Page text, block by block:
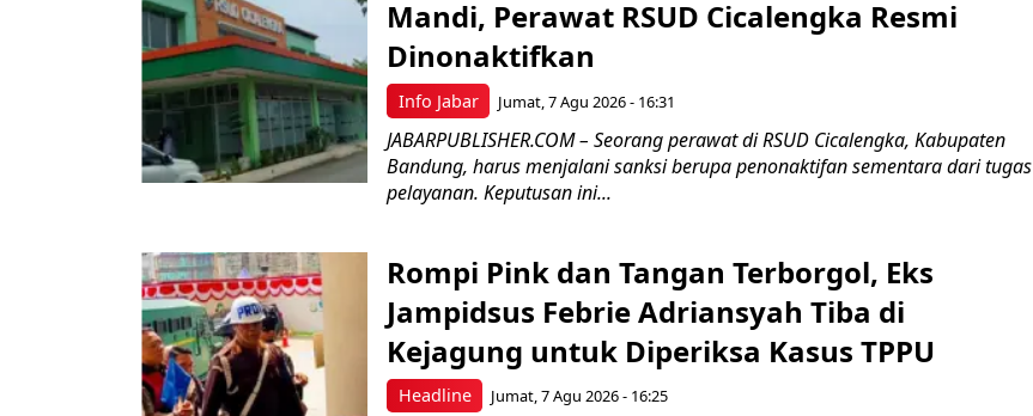
Info Jabar
Mandi, Perawat RSUD Cicalengka Resmi
Dinonaktifkan
Jumat, 7 Agu 2026 - 16:31
JABARPUBLISHER.COM – Seorang perawat di RSUD Cicalengka, Kabupaten
Bandung, harus menjalani sanksi berupa penonaktifan sementara dari tugas
pelayanan. Keputusan ini...
Headline
Rompi Pink dan Tangan Terborgol, Eks
Jampidsus Febrie Adriansyah Tiba di
Kejagung untuk Diperiksa Kasus TPPU
Jumat, 7 Agu 2026 - 16:25